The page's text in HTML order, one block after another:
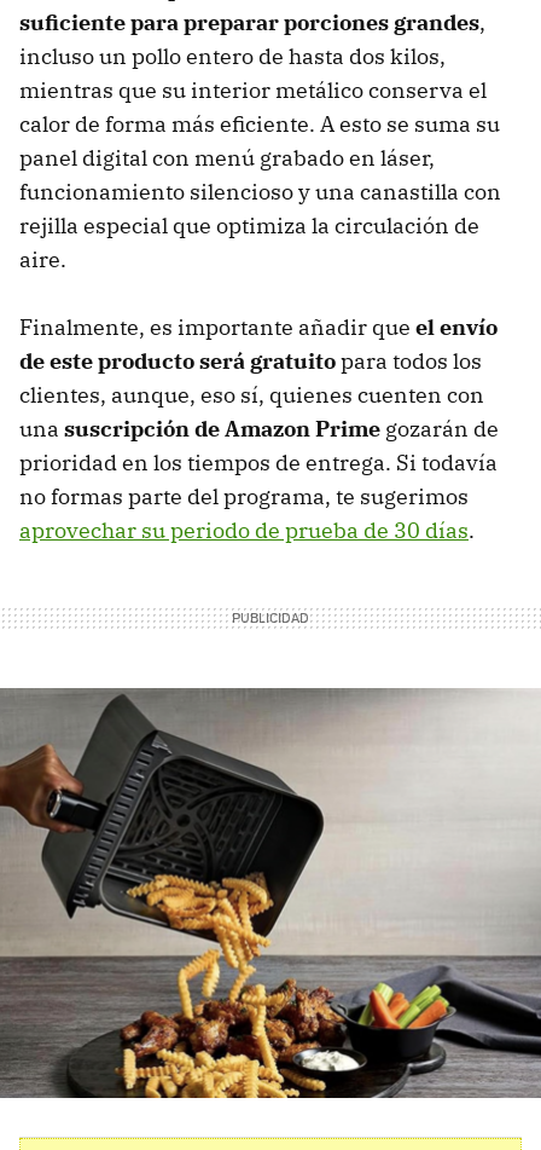
suficiente para preparar porciones grandes,
incluso un pollo entero de hasta dos kilos,
mientras que su interior metálico conserva el
calor de forma más eficiente. A esto se suma su
panel digital con menú grabado en láser,
funcionamiento silencioso y una canastilla con
rejilla especial que optimiza la circulación de
aire.
Finalmente, es importante añadir que el envío
de este producto será gratuitopara todos los
clientes, aunque, eso sí, quienes cuenten con
una suscripción de Amazon Prime gozarán de
prioridad en los tiempos de entrega. Si todavía
no formas parte del programa, te sugerimos
aprovechar su periodo de prueba de 30 días.